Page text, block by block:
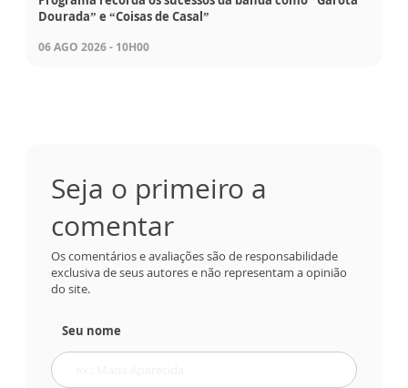
Dourada” e “Coisas de Casal”
06 AGO 2026 - 10H00
Seja o primeiro a
comentar
Os comentários e avaliações são de responsabilidade
exclusiva de seus autores e não representam a opinião
do site.
Seu nome